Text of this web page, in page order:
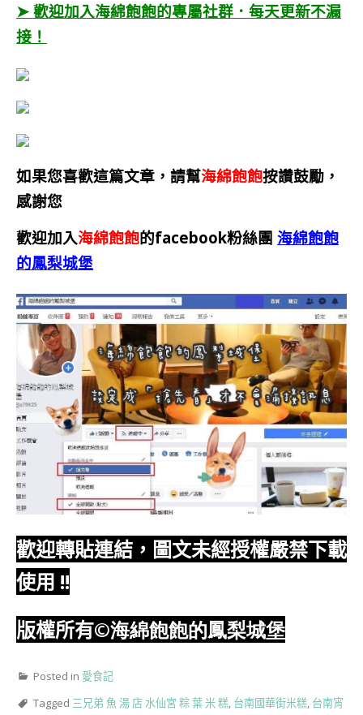
➤ 歡迎加入海綿飽飽的專屬社群．每天更新不漏
接！
如果您喜歡這篇文章，請幫海綿飽飽按讚鼓勵，
感謝您
歡迎加入海綿飽飽的facebook粉絲團 海綿飽飽
的鳳梨城堡
歡迎轉貼連結，圖文未經授權嚴禁下載
使用 !!
版權所有©海綿飽飽的鳳梨城堡
Posted in 愛食記
Tagged 三兄弟 魚 湯 店 水仙宮 粽 葉 米 糕, 台南國華街米糕, 台南宵